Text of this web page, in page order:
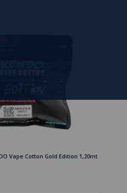
Vape Cotton Gold Edition 1,20mt